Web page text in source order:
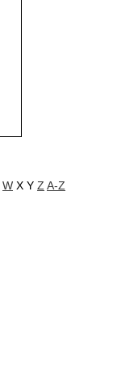
W X Y Z A-Z